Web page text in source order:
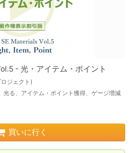
- 光・アイテム・ポイント
ジェクト)
る、アイテム・ポイント獲得、ゲージ増減
買いに行く